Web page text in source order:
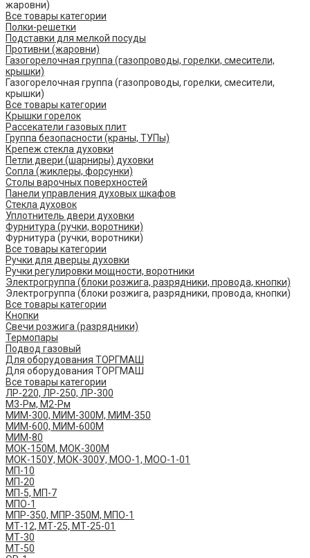
жаровни)
Все товары категории
Полки-решетки
Подставки для мелкой посуды
Противни (жаровни)
Газогорелочная группа (газопроводы, горелки, смесители,
крышки)
Газогорелочная группа (газопроводы, горелки, смесители,
крышки)
Все товары категории
Крышки горелок
Рассекатели газовых плит
Группа безопасности (краны, ТУПы)
Крепеж стекла духовки
Петли двери (шарниры) духовки
Сопла (жиклеры, форсунки)
Столы варочных поверхностей
Панели управления духовых шкафов
Стекла духовок
Уплотнитель двери духовки
Фурнитура (ручки, воротники)
Фурнитура (ручки, воротники)
Все товары категории
Ручки для дверцы духовки
Ручки регулировки мощности, воротники
Электрогруппа (блоки розжига, разрядники, провода, кнопки)
Электрогруппа (блоки розжига, разрядники, провода, кнопки)
Все товары категории
Кнопки
Свечи розжига (разрядники)
Термопары
Подвод газовый
Для оборудования ТОРГМАШ
Для оборудования ТОРГМАШ
Все товары категории
ЛР-220, ЛР-250, ЛР-300
М3-Рм, М2-Рм
МИМ-300, МИМ-300М, МИМ-350
МИМ-600, МИМ-600М
МИМ-80
МОК-150М, МОК-300М
МОК-150У, МОК-300У, МОО-1, МОО-1-01
МП-10
МП-20
МП-5, МП-7
МПО-1
МПР-350, МПР-350М, МПО-1
МТ-12, МТ-25, МТ-25-01
МТ-30
МТ-50